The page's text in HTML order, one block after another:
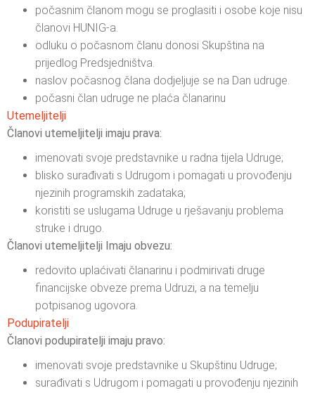
počasnim članom mogu se proglasiti i osobe koje nisu
članovi HUNIG-a.
odluku o počasnom članu donosi Skupština na
prijedlog Predsjedništva.
naslov počasnog člana dodjeljuje se na Dan udruge.
počasni član udruge ne plaća članarinu
Utemeljitelji
Članovi utemeljitelji imaju prava:
imenovati svoje predstavnike u radna tijela Udruge;
blisko surađivati s Udrugom i pomagati u provođenju
njezinih programskih zadataka;
koristiti se uslugama Udruge u rješavanju problema
struke i drugo.
Članovi utemeljitelji Imaju obvezu:
redovito uplaćivati članarinu i podmirivati druge
financijske obveze prema Udruzi, a na temelju
potpisanog ugovora.
Podupiratelji
Članovi podupiratelji imaju pravo:
imenovati svoje predstavnike u Skupštinu Udruge;
surađivati s Udrugom i pomagati u provođenju njezinih